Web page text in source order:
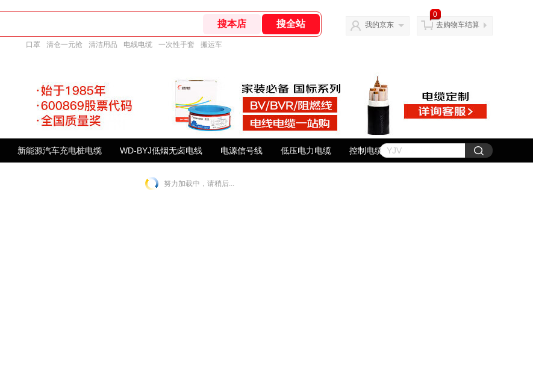
口罩 清仓一元抢 清洁用品 电线电缆 一次性手套 搬运车
我的京东
0
去购物车结算
新能源汽车充电桩电缆 WD-BYJ低烟无卤电线 电源信号线 低压电力电缆 控制电缆 橡套电缆
努力加载中，请稍后...